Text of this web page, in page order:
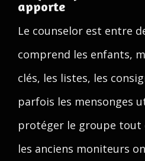
apporte
Le counselor est entre
comprend les enfants,
clés, les listes, les
parfois les mensonges
protéger le groupe tout
les anciens moniteurs